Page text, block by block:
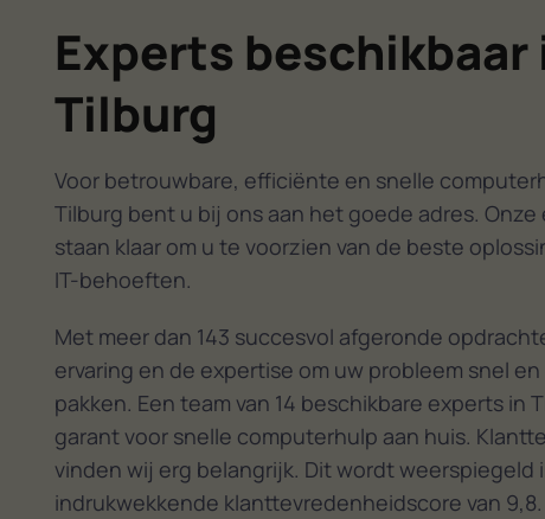
De
heeft
de
(outlook
door de
als het
of
Door de
outlook
Experts beschikbaar
Tilburg
Voor betrouwbare, efficiënte en snelle
Tilburg bent u bij ons aan het goede adres. Onze
staan klaar om u te voorzien van de beste
IT-behoeften.
Met meer dan 143 succesvol afgeronde
ervaring en de expertise om uw probleem snel
pakken. Een team van 14 beschikbare experts in
garant voor snelle computerhulp aan huis.
vinden wij erg belangrijk. Dit wordt weerspiegeld
indrukwekkende klanttevredenheidscore van 9,8.